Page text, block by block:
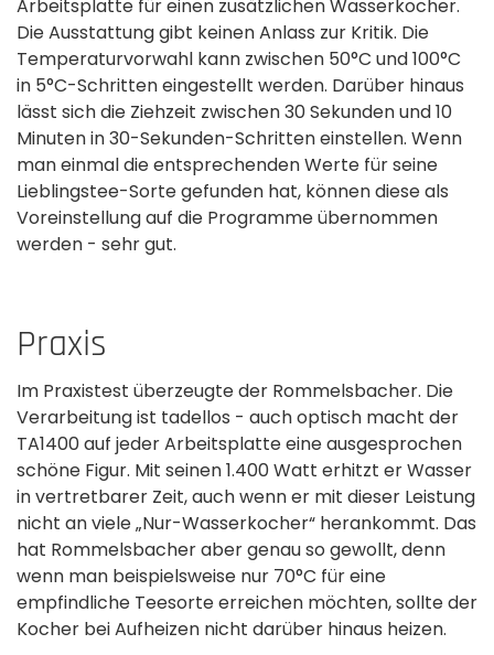
Arbeitsplatte für einen zusätzlichen Wasserkocher.
Die Ausstattung gibt keinen Anlass zur Kritik. Die
Temperaturvorwahl kann zwischen 50°C und 100°C
in 5°C-Schritten eingestellt werden. Darüber hinaus
lässt sich die Ziehzeit zwischen 30 Sekunden und 10
Minuten in 30-Sekunden-­Schritten einstellen. Wenn
man einmal die entsprechenden Werte für seine
Lieblingstee-Sorte gefunden hat, können diese als
Voreinstellung auf die Programme übernommen
werden - sehr gut.
Praxis
Im Praxistest überzeugte der Rommelsbacher. Die
Verarbeitung ist tadellos - auch optisch macht der
TA1400 auf jeder Arbeitsplatte eine ausgesprochen
schöne­ Figur. Mit seinen 1.400 Watt erhitzt er Wasser
in vertretbarer Zeit, auch wenn er mit dieser Leistung
nicht an viele „Nur-Wasserkocher“ herankommt. Das
hat Rommelsbacher aber genau so gewollt, denn
wenn man beispielsweise nur 70°C für eine
empfindliche Teesorte­ erreichen möchten, sollte der
Kocher bei Aufheizen nicht darüber hinaus heizen.